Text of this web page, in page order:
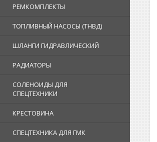
РЕМКОМПЛЕКТЫ
ТОПЛИВНЫЙ НАСОСЫ (ТНВД)
ШЛАНГИ ГИДРАВЛИЧЕСКИЙ
РАДИАТОРЫ
СОЛЕНОИДЫ ДЛЯ
СПЕЦТЕХНИКИ
КРЕСТОВИНА
СПЕЦТЕХНИКА ДЛЯ ГМК